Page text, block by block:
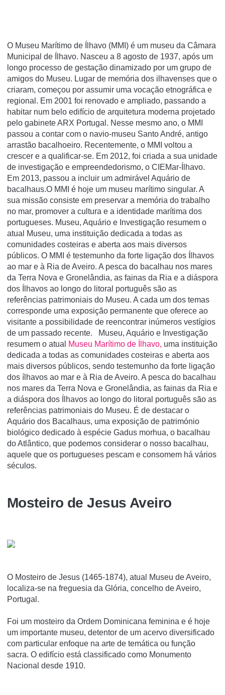
O Museu Marítimo de Ílhavo (MMI) é um museu da Câmara
Municipal de Ílhavo. Nasceu a 8 agosto de 1937, após um
longo processo de gestação dinamizado por um grupo de
amigos do Museu. Lugar de memória dos ilhavenses que o
criaram, começou por assumir uma vocação etnográfica e
regional. Em 2001 foi renovado e ampliado, passando a
habitar num belo edifício de arquitetura moderna projetado
pelo gabinete ARX Portugal. Nesse mesmo ano, o MMI
passou a contar com o navio-museu Santo André, antigo
arrastão bacalhoeiro. Recentemente, o MMI voltou a
crescer e a qualificar-se. Em 2012, foi criada a sua unidade
de investigação e empreendedorismo, o CIEMar-Ílhavo.
Em 2013, passou a incluir um admirável Aquário de
bacalhaus.O MMI é hoje um museu marítimo singular. A
sua missão consiste em preservar a memória do trabalho
no mar, promover a cultura e a identidade marítima dos
portugueses. Museu, Aquário e Investigação resumem o
atual Museu, uma instituição dedicada a todas as
comunidades costeiras e aberta aos mais diversos
públicos. O MMI é testemunho da forte ligação dos Ílhavos
ao mar e à Ria de Aveiro. A pesca do bacalhau nos mares
da Terra Nova e Gronelândia, as fainas da Ria e a diáspora
dos Ílhavos ao longo do litoral português são as
referências patrimoniais do Museu. A cada um dos temas
corresponde uma exposição permanente que oferece ao
visitante a possibilidade de reencontrar inúmeros vestígios
de um passado recente. Museu, Aquário e Investigação
resumem o atual
Museu Marítimo de Ílhavo, uma instituição
dedicada a todas as comunidades costeiras e aberta aos
mais diversos públicos, sendo testemunho da forte ligação
dos ílhavos ao mar e à Ria de Aveiro. A pesca do bacalhau
nos mares da Terra Nova e Gronelândia, as fainas da Ria e
a diáspora dos Ílhavos ao longo do litoral português são as
referências patrimoniais do Museu. É de destacar o
Aquário dos Bacalhaus, uma exposição de património
biológico dedicado à espécie Gadus morhua, o bacalhau
do Atlântico, que podemos considerar o nosso bacalhau,
aquele que os portugueses pescam e consomem há vários
séculos.
Mosteiro de Jesus Aveiro
O Mosteiro de Jesus (1465-1874), atual Museu de Aveiro,
localiza-se na freguesia da Glória, concelho de Aveiro,
Portugal.
Foi um mosteiro da Ordem Dominicana feminina e é hoje
um importante museu, detentor de um acervo diversificado
com particular enfoque na arte de temática ou função
sacra. O edifí­cio está classificado como Monumento
Nacional desde 1910.